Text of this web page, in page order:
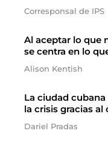
Corresponsal de IPS
Al aceptar lo que
se centra en lo
Alison Kentish
La ciudad
la crisis gracias al
Dariel Pradas